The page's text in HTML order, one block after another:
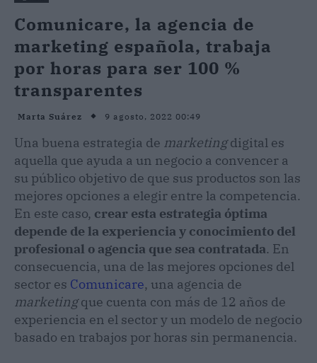
Comunicare, la agencia de
marketing española, trabaja
por horas para ser 100 %
transparentes
Marta Suárez 9 agosto, 2022 00:49
Una buena estrategia de marketingdigital es
aquella que ayuda a un negocio a convencer a
su público objetivo de que sus productos son las
mejores opciones a elegir entre la competencia.
En este caso, crear esta estrategia óptima
depende de la experiencia y conocimiento del
profesional o agencia que sea contratada. En
consecuencia, una de las mejores opciones del
sector es Comunicare, una agencia de
marketingque cuenta con más de 12 años de
experiencia en el sector y un modelo de negocio
basado en trabajos por horas sin permanencia.